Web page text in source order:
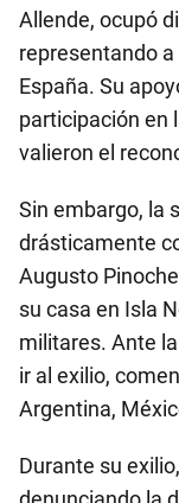
Allende, ocupó
representando
España. Su
participación en
valieron el
Sin embargo, la
drásticamente
Augusto
su casa en Isla
militares. Ante
ir al exilio,
Argentina,
Durante su